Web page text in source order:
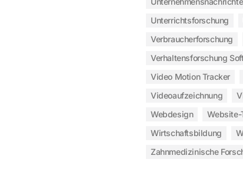
Unterrichtsforschung
Verbraucherforschung
Verhaltensforschung
Video Motion Tracker
Videoaufzeichnung
Webdesign
Website-
Wirtschaftsbildung
Zahnmedizinische